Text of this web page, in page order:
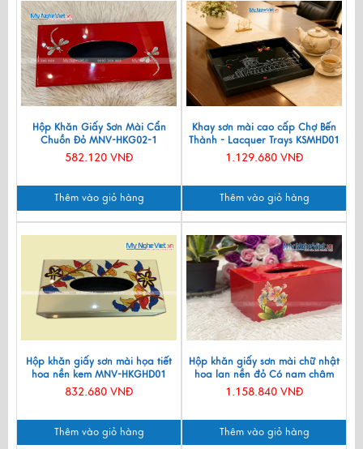
Hộp Khăn Giấy Sơn Mài Cẩn
Chuồn Đỏ MNV-HKG02-1
582.120 VNĐ
Thêm vào giỏ hàng
Khay sơn mài cao cấp Chợ Bến
Thành - Lacquer Trays KSMHD01
1.129.680 VNĐ
Thêm vào giỏ hàng
Hộp khăn giấy sơn mài họa tiết
hoa nền kem MNV-HKGHD01
832.680 VNĐ
Thêm vào giỏ hàng
Hộp khăn giấy sơn mài chữ nhật
hoa lan nền đỏ Có nam châm
MNV-HKGTB04
1.158.840 VNĐ
Thêm vào giỏ hàng